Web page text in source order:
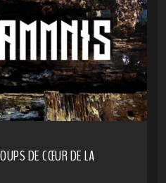
DE CŒUR DE LA